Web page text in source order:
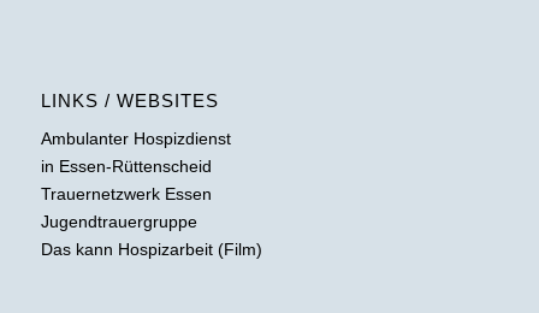
LINKS / WEBSITES
Ambulanter Hospizdienst
in Essen-Rüttenscheid
Trauernetzwerk Essen
Jugendtrauergruppe
Das kann Hospizarbeit (Film)